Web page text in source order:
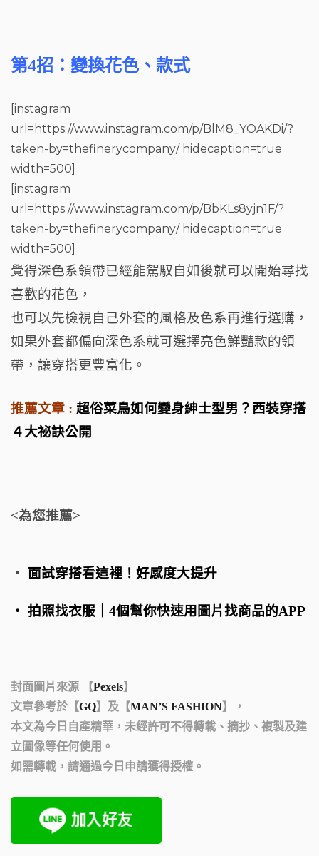
第4招：變換花色、款式
[instagram
url=https://www.instagram.com/p/BlM8_YOAKDi/?
taken-by=thefinerycompany/ hidecaption=true
width=500]
[instagram
url=https://www.instagram.com/p/BbKLs8yjn1F/?
taken-by=thefinerycompany/ hidecaption=true
width=500]
覺得深色系領帶已經能駕馭自如後就可以開始尋找
喜歡的花色，
也可以先檢視自己外套的風格及色系再進行選購，
如果外套都偏向深色系就可選擇亮色鮮豔款的領
帶，讓穿搭更豐富化。
推薦文章 : 超俗菜鳥如何變身紳士型男？西裝穿搭
４大祕訣公開
<為您推薦>
・ 面試穿搭看這裡！好感度大提升
・ 拍照找衣服｜4個幫你快速用圖片找商品的APP
封面圖片來源 【Pexels】
文章參考於【GQ】及【MAN’S FASHION】，
本文為今日自產精華，未經許可不得轉載、摘抄、複製及建
立圖像等任何使用。
如需轉載，請通過今日申請獲得授權。